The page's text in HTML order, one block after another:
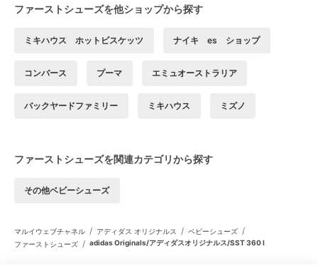
ファーストシューズを他ショップから探す
ミキハウス ホットビスケッツ ナイキ es ショップ
コンバース プーマ エミュオーストラリア
バックヤードファミリー ミキハウス ミズノ
ファーストシューズを関連カテゴリから探す
その他ベビーシューズ
マルイウェブチャネル / アディダス オリジナルス / ベビーシューズ /
ファーストシューズ / adidas Originals/アディダスオリジナルス/SST 360 I